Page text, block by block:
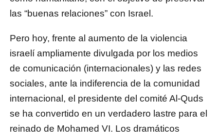
las “buenas relaciones” con Israel.
Pero hoy, frente al aumento de la violencia
israelí ampliamente divulgada por los medios
de comunicación (internacionales) y las redes
sociales, ante la indiferencia de la comunidad
internacional, el presidente del comité Al-Quds
se ha convertido en un verdadero lastre para el
reinado de Mohamed VI. Los dramáticos